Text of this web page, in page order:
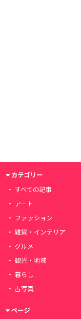
カテゴリー
すべての記事
アート
ファッション
雑貨・インテリア
グルメ
観光・地域
暮らし
古写真
ページ